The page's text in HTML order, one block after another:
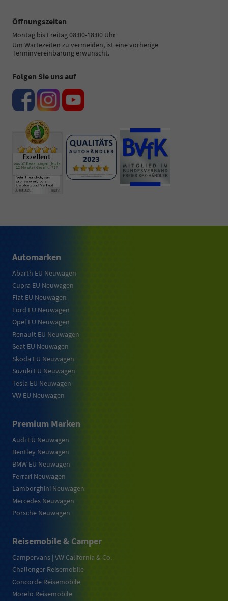
Öffnungszeiten
Montag bis Freitag 08:00-18:00 Uhr
Um Wartezeiten zu vermeiden, ist eine vorherige
Terminvereinbarung erwünscht.
Folgen Sie uns auf
Automarken
Abarth EU Neuwagen
Cupra EU Neuwagen
Fiat EU Neuwagen
Ford EU Neuwagen
Opel EU Neuwagen
Renault EU Neuwagen
Seat EU Neuwagen
Skoda EU Neuwagen
Suzuki EU Neuwagen
Tesla EU Neuwagen
VW EU Neuwagen
Premium Marken
Audi EU Neuwagen
Bentley Neuwagen
BMW EU Neuwagen
Ferrari Neuwagen
Lamborghini Neuwagen
Mercedes Neuwagen
Porsche Neuwagen
Reisemobile & Camper
Campervans | VW California & Co.
Challenger Reisemobile
Concorde Reisemobile
Morelo Reisemobile